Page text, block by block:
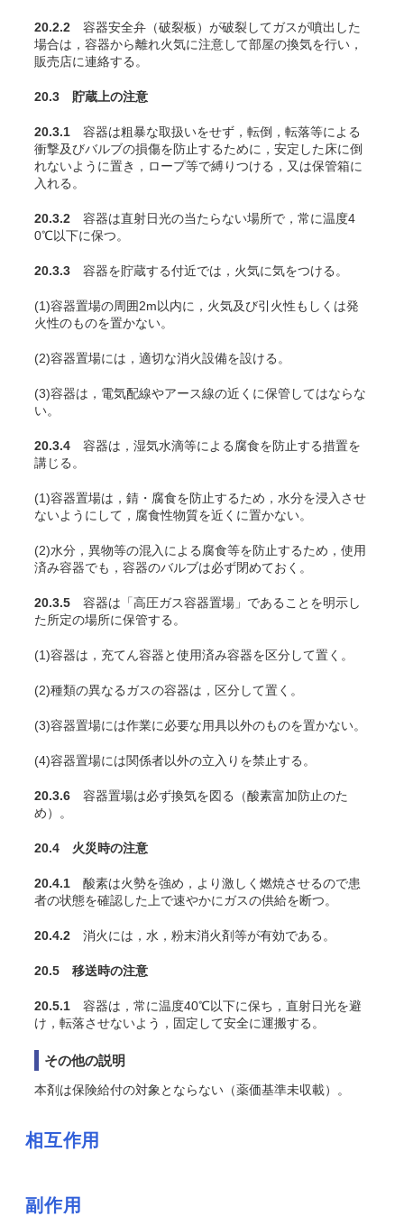
20.2.2 容器安全弁（破裂板）が破裂してガスが噴出した
場合は，容器から離れ火気に注意して部屋の換気を行い，
販売店に連絡する。
20.3 貯蔵上の注意
20.3.1 容器は粗暴な取扱いをせず，転倒，転落等による
衝撃及びバルブの損傷を防止するために，安定した床に倒
れないように置き，ロープ等で縛りつける，又は保管箱に
入れる。
20.3.2 容器は直射日光の当たらない場所で，常に温度4
0℃以下に保つ。
20.3.3 容器を貯蔵する付近では，火気に気をつける。
(1)容器置場の周囲2m以内に，火気及び引火性もしくは発
火性のものを置かない。
(2)容器置場には，適切な消火設備を設ける。
(3)容器は，電気配線やアース線の近くに保管してはならな
い。
20.3.4 容器は，湿気水滴等による腐食を防止する措置を
講じる。
(1)容器置場は，錆・腐食を防止するため，水分を浸入させ
ないようにして，腐食性物質を近くに置かない。
(2)水分，異物等の混入による腐食等を防止するため，使用
済み容器でも，容器のバルブは必ず閉めておく。
20.3.5 容器は「高圧ガス容器置場」であることを明示し
た所定の場所に保管する。
(1)容器は，充てん容器と使用済み容器を区分して置く。
(2)種類の異なるガスの容器は，区分して置く。
(3)容器置場には作業に必要な用具以外のものを置かない。
(4)容器置場には関係者以外の立入りを禁止する。
20.3.6 容器置場は必ず換気を図る（酸素富加防止のた
め）。
20.4 火災時の注意
20.4.1 酸素は火勢を強め，より激しく燃焼させるので患
者の状態を確認した上で速やかにガスの供給を断つ。
20.4.2 消火には，水，粉末消火剤等が有効である。
20.5 移送時の注意
20.5.1 容器は，常に温度40℃以下に保ち，直射日光を避
け，転落させないよう，固定して安全に運搬する。
その他の説明
本剤は保険給付の対象とならない（薬価基準未収載）。
相互作用
副作用